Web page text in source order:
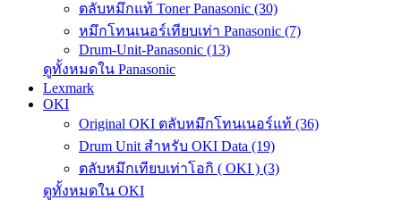
ตลับหมึกแท้ Toner Panasonic (30)
หมึกโทนเนอร์เทียบเท่า Panasonic (7)
Drum-Unit-Panasonic (13)
ดูทั้งหมดใน Panasonic
Lexmark
OKI
Original OKI ตลับหมึกโทนเนอร์แท้ (36)
Drum Unit สำหรับ OKI Data (19)
ตลับหมึกเทียบเท่าโอกิ ( OKI ) (3)
ดูทั้งหมดใน OKI